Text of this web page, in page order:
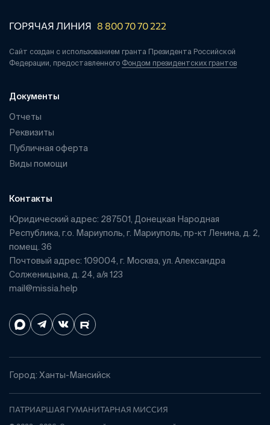
ГОРЯЧАЯ ЛИНИЯ 8 800 70 70 222
Сайт создан с использованием гранта Президента Российской
Федерации, предоставленного Фондом президентских грантов
Документы
Отчеты
Реквизиты
Публичная оферта
Виды помощи
Контакты
Юридический адрес: 287501, Донецкая Народная
Республика, г.о. Мариуполь, г. Мариуполь, пр-кт Ленина, д. 2,
помещ. 36
Почтовый адрес: 109004, г. Москва, ул. Александра
Солженицына, д. 24, а/я 123
mail@missia.help
Город: Ханты-Мансийск
ПАТРИАРШАЯ ГУМАНИТАРНАЯ МИССИЯ